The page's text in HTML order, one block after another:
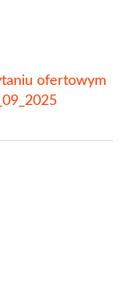
ofertowym
window
new window